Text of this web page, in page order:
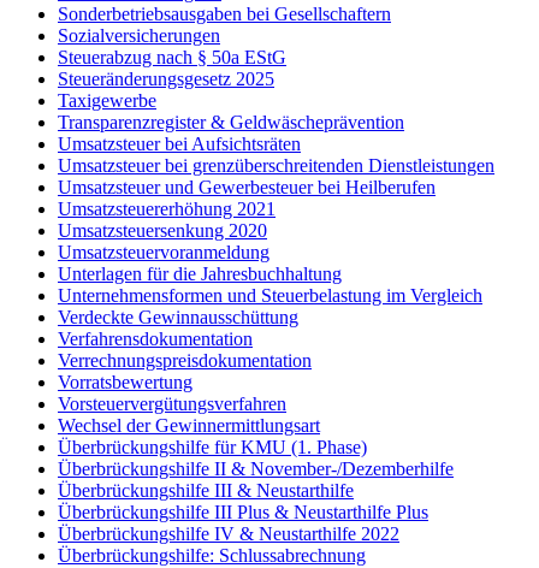
Sonderbetriebsausgaben bei Gesellschaftern
Sozialversicherungen
Steuerabzug nach § 50a EStG
Steueränderungsgesetz 2025
Taxigewerbe
Transparenzregister & Geldwäscheprävention
Umsatzsteuer bei Aufsichtsräten
Umsatzsteuer bei grenzüberschreitenden Dienstleistungen
Umsatzsteuer und Gewerbesteuer bei Heilberufen
Umsatzsteuererhöhung 2021
Umsatzsteuersenkung 2020
Umsatzsteuervoranmeldung
Unterlagen für die Jahresbuchhaltung
Unternehmensformen und Steuerbelastung im Vergleich
Verdeckte Gewinnausschüttung
Verfahrensdokumentation
Verrechnungspreisdokumentation
Vorratsbewertung
Vorsteuervergütungsverfahren
Wechsel der Gewinnermittlungsart
Überbrückungshilfe für KMU (1. Phase)
Überbrückungshilfe II & November-/Dezemberhilfe
Überbrückungshilfe III & Neustarthilfe
Überbrückungshilfe III Plus & Neustarthilfe Plus
Überbrückungshilfe IV & Neustarthilfe 2022
Überbrückungshilfe: Schlussabrechnung